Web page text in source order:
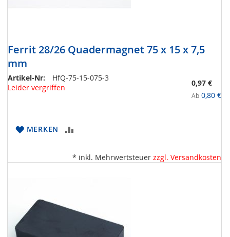
Ferrit 28/26 Quadermagnet 75 x 15 x 7,5
mm
Artikel-Nr:
HfQ-75-15-075-3
Leider vergriffen
0,97 €
Ab 0,80 €
MERKEN
HINZUFÜGEN
* inkl. Mehrwertsteuer zzgl. Versandkosten